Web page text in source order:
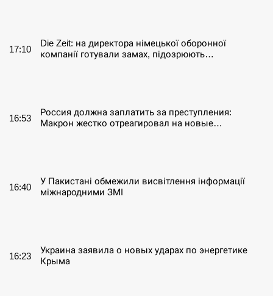
17:10
Die Zeit: на директора німецької оборонної
компанії готували замах, підозрюють…
16:53
Россия должна заплатить за преступления:
Макрон жестко отреагировал на новые…
16:40
У Пакистані обмежили висвітлення інформації
міжнародними ЗМІ
16:23
Украина заявила о новых ударах по энергетике
Крыма